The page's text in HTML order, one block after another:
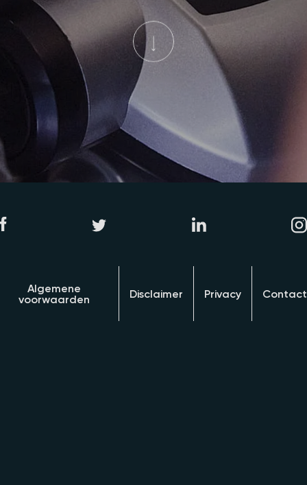
Algemene
voorwaarden
Disclaimer Privacy Contact